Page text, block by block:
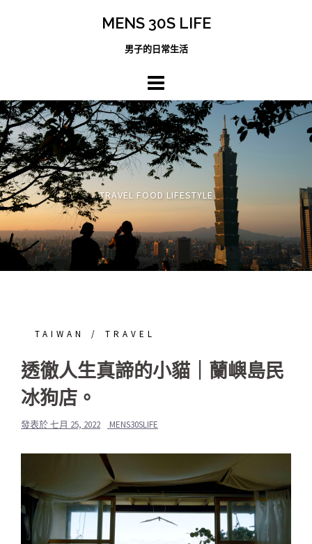
MENS 30S LIFE
男子的日常生活
TRAVEL FOOD LIFESTYLE
TAIWAN TRAVEL
透徹人生真諦的小貓｜蘭嶼島民
冰狗店。
發表於七月 25, 2022 MENS30SLIFE